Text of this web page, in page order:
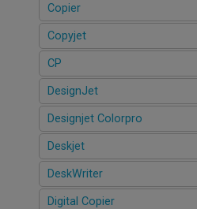
Copier
Copyjet
CP
DesignJet
Designjet Colorpro
Deskjet
DeskWriter
Digital Copier